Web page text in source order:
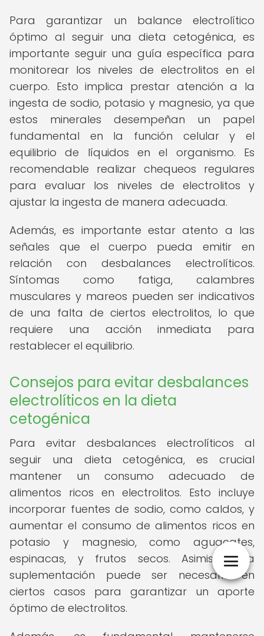
Para garantizar un balance electrolítico
óptimo al seguir una dieta cetogénica, es
importante seguir una guía específica para
monitorear los niveles de electrolitos en el
cuerpo. Esto implica prestar atención a la
ingesta de sodio, potasio y magnesio, ya que
estos minerales desempeñan un papel
fundamental en la función celular y el
equilibrio de líquidos en el organismo. Es
recomendable realizar chequeos regulares
para evaluar los niveles de electrolitos y
ajustar la ingesta de manera adecuada.
Además, es importante estar atento a las
señales que el cuerpo pueda emitir en
relación con desbalances electrolíticos.
Síntomas como fatiga, calambres
musculares y mareos pueden ser indicativos
de una falta de ciertos electrolitos, lo que
requiere una acción inmediata para
restablecer el equilibrio.
Consejos para evitar desbalances
electrolíticos en la dieta
cetogénica
Para evitar desbalances electrolíticos al
seguir una dieta cetogénica, es crucial
mantener un consumo adecuado de
alimentos ricos en electrolitos. Esto incluye
incorporar fuentes de sodio, como caldos, y
aumentar el consumo de alimentos ricos en
potasio y magnesio, como aguacates,
espinacas, y frutos secos. Asimismo, la
suplementación puede ser necesaria en
ciertos casos para garantizar un aporte
óptimo de electrolitos.